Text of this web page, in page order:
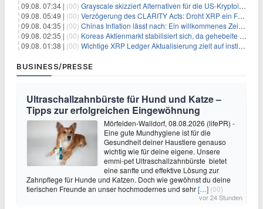
09.08. 07:34 | (00) Grayscale skizziert Alternativen für die US-Kryptoindustrie ohne CLARITY Act
09.08. 05:49 | (00) Verzögerung des CLARITY Acts: Droht XRP ein Fall unter die $1-Marke?
09.08. 04:35 | (00) Chinas Inflation lässt nach: Ein willkommenes Zeichen für Investoren angesichts der Folgen des Öl-Schocks
09.08. 02:35 | (00) Koreas Aktienmarkt stabilisiert sich, da gehebelte Positionen abgebaut werden
09.08. 01:38 | (00) Wichtige XRP Ledger Aktualisierung zielt auf institutionelle Akzeptanz ab
BUSINESS/PRESSE
Ultraschallzahnbürste für Hund und Katze –
Tipps zur erfolgreichen Eingewöhnung
Mörfelden-Walldorf, 08.08.2026 (lifePR) -
Eine gute Mundhygiene ist für die
Gesundheit deiner Haustiere genauso
wichtig wie für deine eigene. Unsere
emmi-pet Ultraschallzahnbürste bietet
eine sanfte und effektive Lösung zur
Zahnpflege für Hunde und Katzen. Doch wie gewöhnst du deine
tierischen Freunde an unser hochmodernes und sehr[…] (00)
vor 24 Stunden